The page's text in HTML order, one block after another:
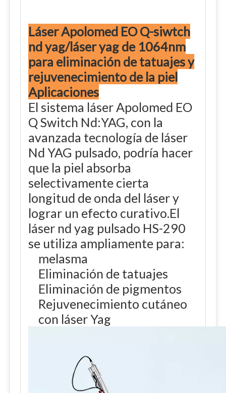
Láser Apolomed EO Q-siwtch
nd yag/láser yag de 1064nm
para eliminación de tatuajes y
rejuvenecimiento de la piel
Aplicaciones
El sistema láser Apolomed EO
Q Switch Nd:YAG, con la
avanzada tecnología de láser
Nd YAG pulsado, podría hacer
que la piel absorba
selectivamente cierta
longitud de onda del láser y
lograr un efecto curativo.El
láser nd yag pulsado HS-290
se utiliza ampliamente para:
melasma
Eliminación de tatuajes
Eliminación de pigmentos
Rejuvenecimiento cutáneo
con láser Yag